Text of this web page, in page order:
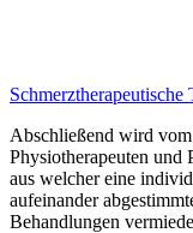
Schmerztherapeutische
Abschließend wird
Physiotherapeuten und
aus welcher eine
aufeinander
Behandlungen